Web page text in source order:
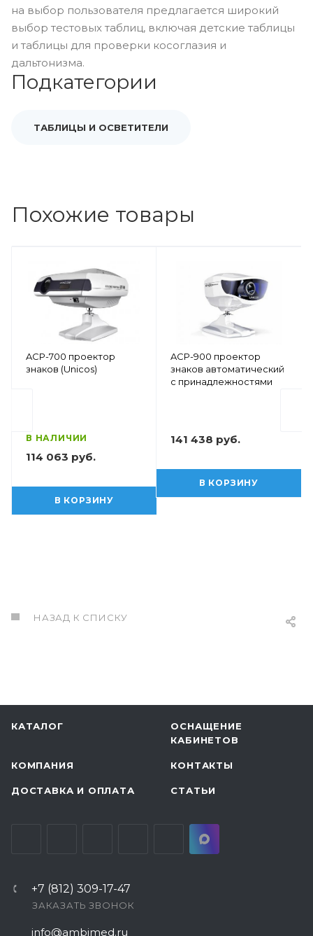
на выбор пользователя предлагается широкий
выбор тестовых таблиц, включая детские таблицы
и таблицы для проверки косоглазия и
дальтонизма.
Подкатегории
ТАБЛИЦЫ И ОСВЕТИТЕЛИ
Похожие товары
ACP-700 проектор
знаков (Unicos)
В НАЛИЧИИ
114 063 руб.
В КОРЗИНУ
ACP-900 проектор
знаков автоматический
с принадлежностями
141 438 руб.
В КОРЗИНУ
НАЗАД К СПИСКУ
КАТАЛОГ
ОСНАЩЕНИЕ
КАБИНЕТОВ
КОМПАНИЯ КОНТАКТЫ
ДОСТАВКА И ОПЛАТА СТАТЬИ
+7 (812) 309-17-47
ЗАКАЗАТЬ ЗВОНОК
info@ambimed.ru